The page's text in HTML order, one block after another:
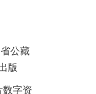
公藏
版
数字资